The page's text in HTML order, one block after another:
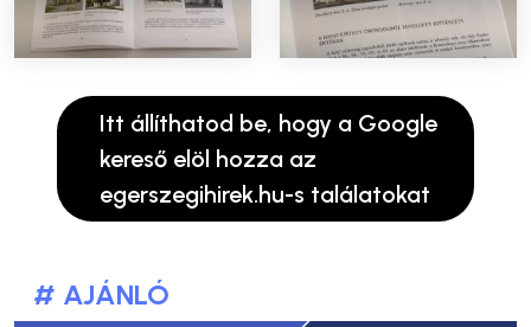
Itt állíthatod be, hogy a Google
kereső elöl hozza az
egerszegihirek.hu-s találatokat
# AJÁNLÓ